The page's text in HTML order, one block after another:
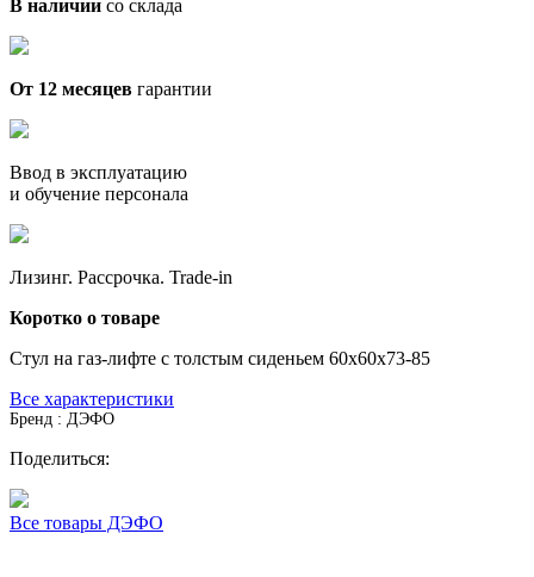
В наличии со склада
От 12 месяцев гарантии
Ввод в эксплуатацию
и обучение персонала
Лизинг. Рассрочка. Trade-in
Коротко о товаре
Стул на газ-лифте с толстым сиденьем 60x60x73-85
Все характеристики
Бренд : ДЭФО
Поделиться:
Все товары ДЭФО